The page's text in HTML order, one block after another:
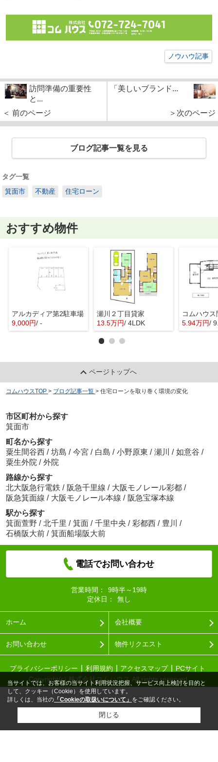
ノウハウ記事
訪問準備の重要性
と...
＜ 前のページ
「美しいブランド...
＞次のページ
ブログ記事一覧を見る
タグ一覧
箕面市
不動産 住宅ローン
おすすめ物件
アルカディア第2駐車場
9,000円/ -
瀬川２丁目貸家
13.5万円/ 4LDK 5.94万円/
ページトップへ
コムハウスTOP > ブログ記事一覧 > 住宅ローンを取り巻く環境の変化
市区町村から探す
箕面市
町名から探す
粟生間谷西 / 坊島 / 今宮 / 白島 / 小野原東 / 瀬川 / 如意谷 /
粟生外院 / 外院
路線から探す
北大阪急行電鉄 / 阪急千里線 / 大阪モノレール彩都 /
阪急箕面線 / 大阪モノレール本線 / 阪急宝塚本線
駅から探す
箕面萱野 / 北千里 / 箕面 / 千里中央 / 彩都西 / 豊川
/
石橋阪大前 / 箕面船場阪大前
電話でお問い合わせ
営業時間：
9時半～19時
定休日：
無し
ホーム 会社概要
お問い合わせ 物件リクエスト
プライバシーポリシー 利用規約 アクセスマップ
PCサイト
Copyright(c) 株式会社コムハウス All rights reserved.
当サイトでは、お客様の当サイト利用状況把握、サービス向上検討を目的と
して、クッキー（Cookie）を使用しています。
詳しくは、当社の 「Cookieの取扱いについて」 をご確認ください。
閉じる